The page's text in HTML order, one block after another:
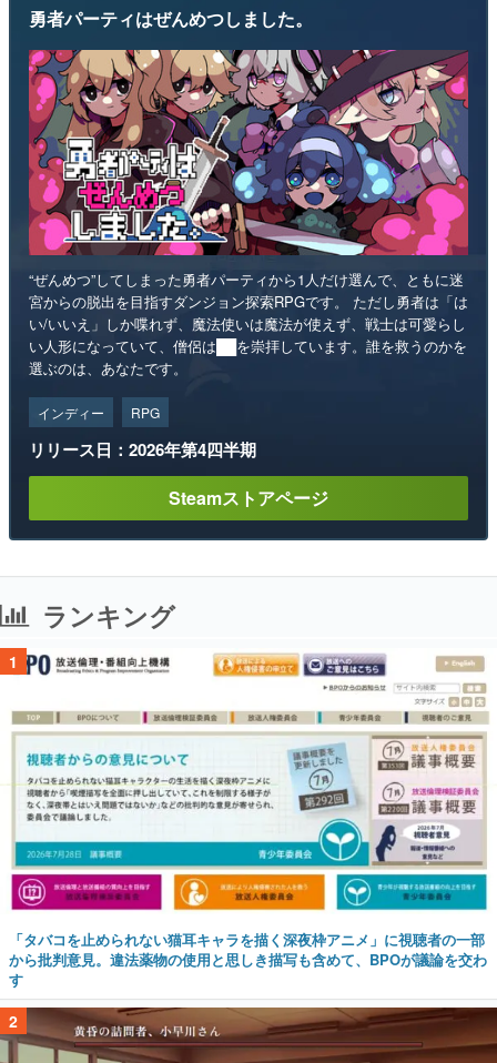
勇者パーティはぜんめつしました。
“ぜんめつ”してしまった勇者パーティから1人だけ選んで、ともに迷
宮からの脱出を目指すダンジョン探索RPGです。 ただし勇者は「は
い/いいえ」しか喋れず、魔法使いは魔法が使えず、戦士は可愛らし
い人形になっていて、僧侶は██を崇拝しています。誰を救うのかを
選ぶのは、あなたです。
インディー RPG
リリース日：2026年第4四半期
Steamストアページ
ランキング
1
「タバコを止められない猫耳キャラを描く深夜枠アニメ」に視聴者の一部
から批判意見。違法薬物の使用と思しき描写も含めて、BPOが議論を交わ
す
2